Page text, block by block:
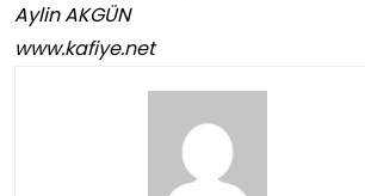
Aylin AKGÜN
www.kafiye.net